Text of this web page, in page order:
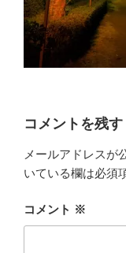
コメントを残す
メールアドレスが
いている欄は必須
コメント ※